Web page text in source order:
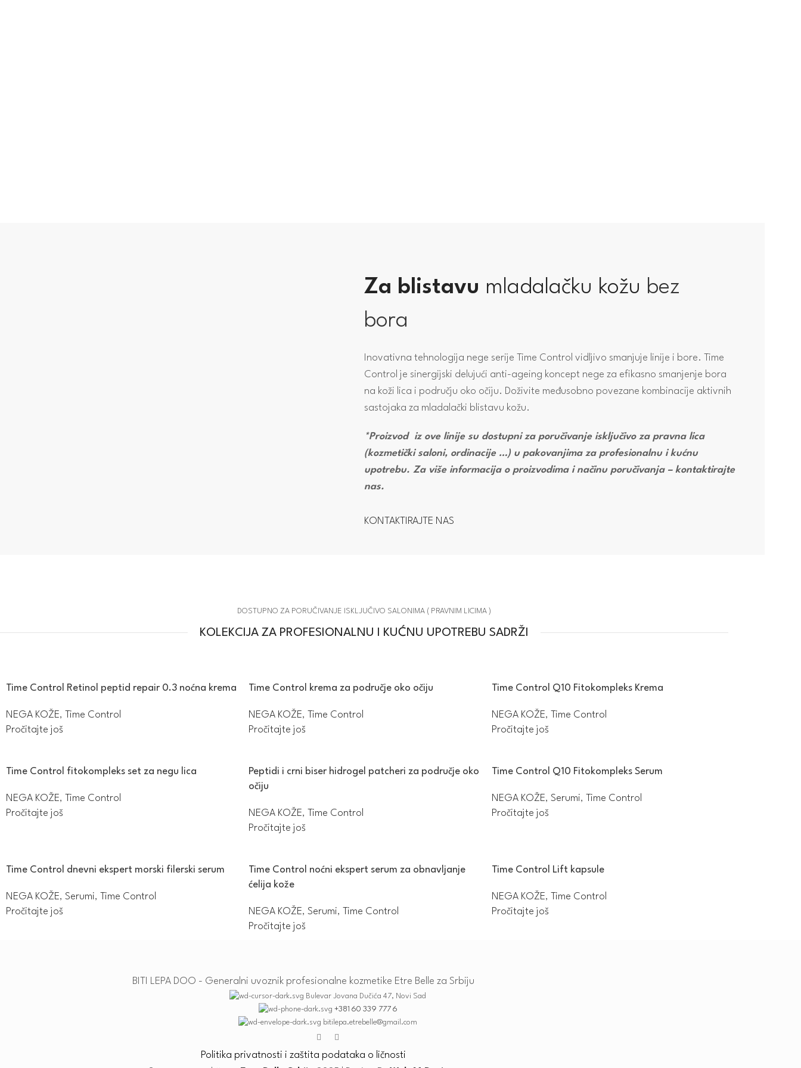
Za blistavu mladalačku kožu bez
bora
Inovativna tehnologija nege serije Time Control vidljivo smanjuje linije i bore. Time
Control je sinergijski delujući anti-ageing koncept nege za efikasno smanjenje bora
na koži lica i području oko očiju. Doživite međusobno povezane kombinacije aktivnih
sastojaka za mladalački blistavu kožu.
*Proizvod iz ove linije su dostupni za poručivanje isključivo za pravna lica
(kozmetički saloni, ordinacije …) u pakovanjima za profesionalnu i kućnu
upotrebu. Za više informacija o proizvodima i načinu poručivanja – kontaktirajte
nas.
KONTAKTIRAJTE NAS
DOSTUPNO ZA PORUČIVANJE ISKLJUČIVO SALONIMA ( PRAVNIM LICIMA )
KOLEKCIJA ZA PROFESIONALNU I KUĆNU UPOTREBU SADRŽI
Time Control Retinol peptid repair 0.3 noćna krema
NEGA KOŽE,
Time Control
Pročitajte još
Time Control krema za područje oko očiju
NEGA KOŽE,
Time Control
Pročitajte još
Time Control Q10 Fitokompleks Krema
NEGA KOŽE,
Time Control
Pročitajte još
Time Control fitokompleks set za negu lica
NEGA KOŽE,
Time Control
Pročitajte još
Peptidi i crni biser hidrogel patcheri za područje oko
očiju
NEGA KOŽE,
Time Control
Pročitajte još
Time Control Q10 Fitokompleks Serum
NEGA KOŽE, Serumi,
Time Control
Pročitajte još
Time Control dnevni ekspert morski filerski serum
NEGA KOŽE, Serumi,
Time Control
Pročitajte još
Time Control noćni ekspert serum za obnavljanje
ćelija kože
NEGA KOŽE, Serumi,
Time Control
Pročitajte još
Time Control Lift kapsule
NEGA KOŽE,
Time Control
Pročitajte još
BITI LEPA DOO - Generalni uvoznik profesionalne kozmetike Etre Belle za Srbiju
Bulevar Jovana Dučića 47, Novi Sad
+381 60 339 777 6
bitilepa.etrebelle@gmail.com
Politika privatnosti i zaštita podataka o ličnosti